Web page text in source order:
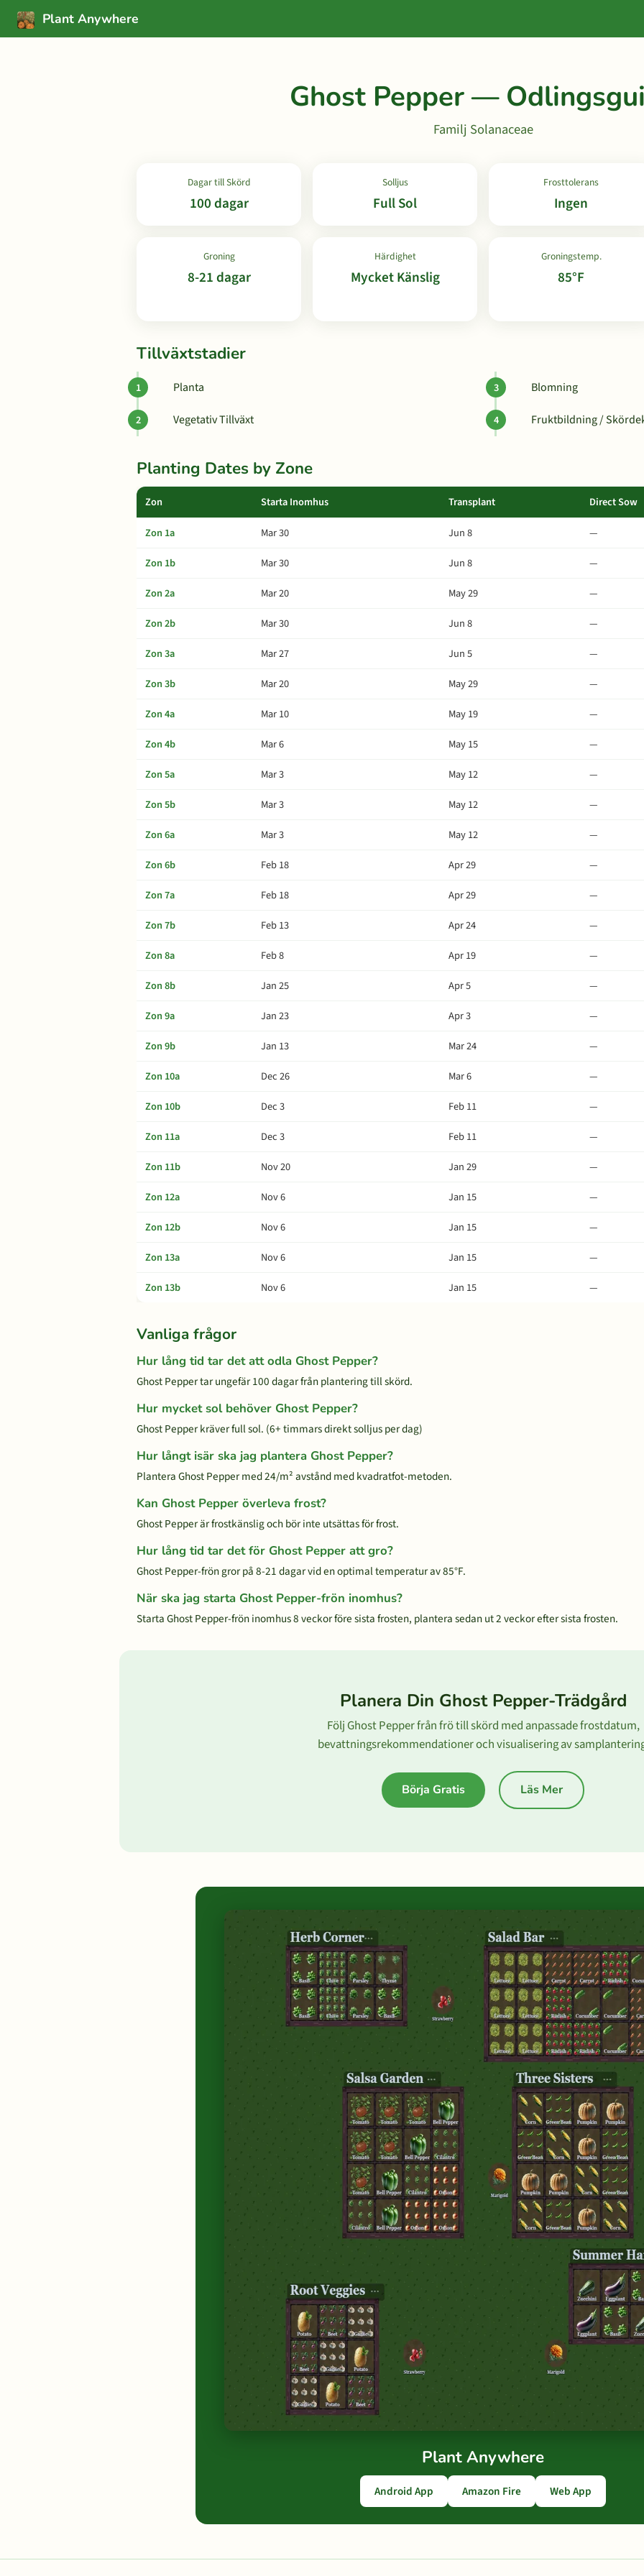
Plant Anywhere
Ghost Pepper —
Familj Solanaceae
Dagar till Skörd
100 dagar
Solljus
Full Sol
Frosttolerans
Ingen
Groning
8-21 dagar
Härdighet
Mycket Känslig
Groningstemp.
85°F
Tillväxtstadier
Planta
Vegetativ Tillväxt
Blomning
Fruktbildning /
Planting Dates by Zone
Zon Starta Inomhus Transplant Direct Sow
Zon 1a Mar 30 Jun 8
—
Zon 1b
Mar 30 Jun 8
—
Zon 2a
Mar 20 May 29
—
Zon 2b
Mar 30 Jun 8
—
Zon 3a
Mar 27 Jun 5
—
Zon 3b
Mar 20 May 29
—
Zon 4a
Mar 10 May 19
—
Zon 4b
Mar 6 May 15
—
Zon 5a
Mar 3 May 12
—
Zon 5b
Mar 3 May 12
—
Zon 6a
Mar 3 May 12
—
Zon 6b
Feb 18 Apr 29
—
Zon 7a
Feb 18 Apr 29
—
Zon 7b
Feb 13 Apr 24
—
Zon 8a
Feb 8 Apr 19
—
Zon 8b
Jan 25 Apr 5
—
Zon 9a
Jan 23 Apr 3
—
Zon 9b
Jan 13 Mar 24
—
Zon 10a
Dec 26 Mar 6
—
Zon 10b
Dec 3 Feb 11
—
Zon 11a
Dec 3 Feb 11
—
Zon 11b
Nov 20 Jan 29
—
Zon 12a
Nov 6 Jan 15
—
Zon 12b
Nov 6 Jan 15
—
Zon 13a
Nov 6 Jan 15
—
Zon 13b
Nov 6 Jan 15 —
Vanliga frågor
Hur lång tid tar det att odla Ghost Pepper?
Ghost Pepper tar ungefär 100 dagar från plantering till skörd.
Hur mycket sol behöver Ghost Pepper?
Ghost Pepper kräver full sol. (6+ timmars direkt solljus per dag)
Hur långt isär ska jag plantera Ghost Pepper?
Plantera Ghost Pepper med 24/m² avstånd med kvadratfot-metoden.
Kan Ghost Pepper överleva frost?
Ghost Pepper är frostkänslig och bör inte utsättas för frost.
Hur lång tid tar det för Ghost Pepper att gro?
Ghost Pepper-frön gror på 8-21 dagar vid en optimal temperatur av 85°F.
När ska jag starta Ghost Pepper-frön inomhus?
Starta Ghost Pepper-frön inomhus 8 veckor före sista frosten, plantera sedan ut 2 veckor efter sista frosten.
Planera Din Ghost Pepper-Trädgård
Följ Ghost Pepper från frö till skörd med anpassade frostdatum,
bevattningsrekommendationer och visualisering av
Börja Gratis Läs Mer
Plant Anywhere
Android App Amazon Fire Web App